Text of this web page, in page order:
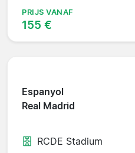
PRIJS VANAF
155 €
Espanyol
Real Madrid
RCDE Stadium